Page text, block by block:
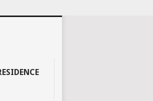
DI RIMINI: ...